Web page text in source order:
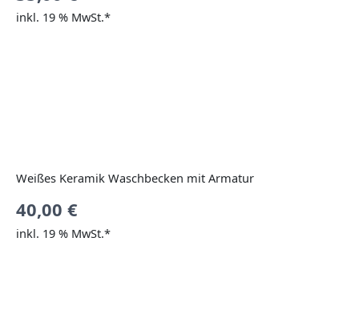
inkl. 19 % MwSt.*
Weißes Keramik Waschbecken mit Armatur
40,00 €
inkl. 19 % MwSt.*